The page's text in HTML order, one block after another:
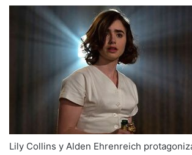
Lily Collins y Alden Ehrenreich